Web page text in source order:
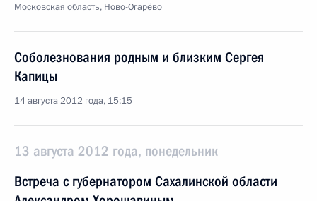
Московская область, Ново-Огарёво
Соболезнования родным и близким Сергея
Капицы
14 августа 2012 года, 15:15
13 августа 2012 года, понедельник
Встреча с губернатором Сахалинской области